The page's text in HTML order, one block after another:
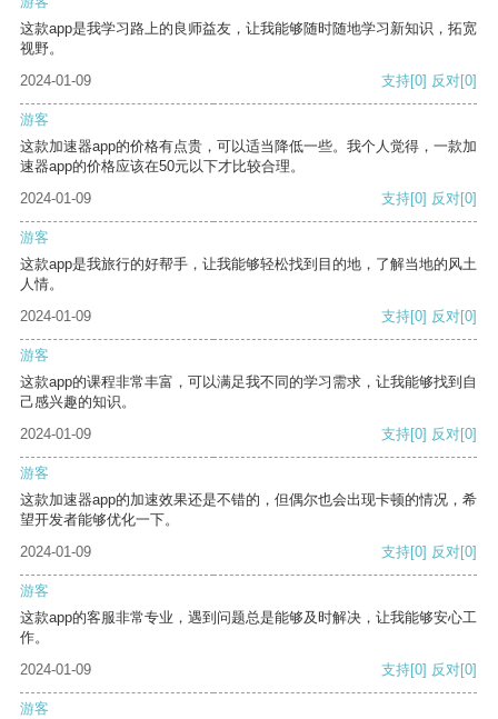
这款app是我学习路上的良师益友，让我能够随时随地学习新知识，拓宽
视野。
2024-01-09
支持[0] 反对[0]
游客
这款加速器app的价格有点贵，可以适当降低一些。我个人觉得，一款加
速器app的价格应该在50元以下才比较合理。
2024-01-09
支持[0] 反对[0]
游客
这款app是我旅行的好帮手，让我能够轻松找到目的地，了解当地的风土
人情。
2024-01-09
支持[0] 反对[0]
游客
这款app的课程非常丰富，可以满足我不同的学习需求，让我能够找到自
己感兴趣的知识。
2024-01-09
支持[0] 反对[0]
游客
这款加速器app的加速效果还是不错的，但偶尔也会出现卡顿的情况，希
望开发者能够优化一下。
2024-01-09
支持[0] 反对[0]
游客
这款app的客服非常专业，遇到问题总是能够及时解决，让我能够安心工
作。
2024-01-09
支持[0] 反对[0]
游客